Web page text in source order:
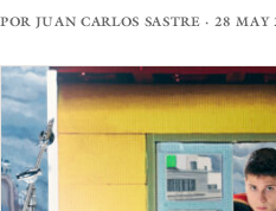
POR JUAN CARLOS SASTRE · 28 MAY